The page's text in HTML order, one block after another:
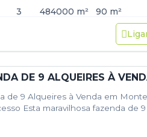
3 484000 m² 90 m²
DE 9 ALQUEIRES À
de 9 Alqueires à Venda em
Esta maravilhosa fazenda de